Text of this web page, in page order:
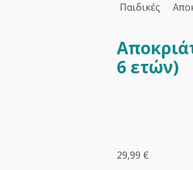
Παιδικές -
6 ετών)
29,99 €